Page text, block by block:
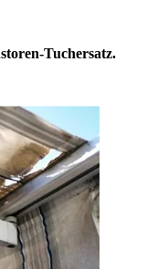
Tuchersatz.